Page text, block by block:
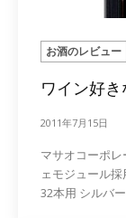
お酒のレビュー
ワイン好
2011年7月15日
マサオコーポ
ェモジュール
32本用 シルバ